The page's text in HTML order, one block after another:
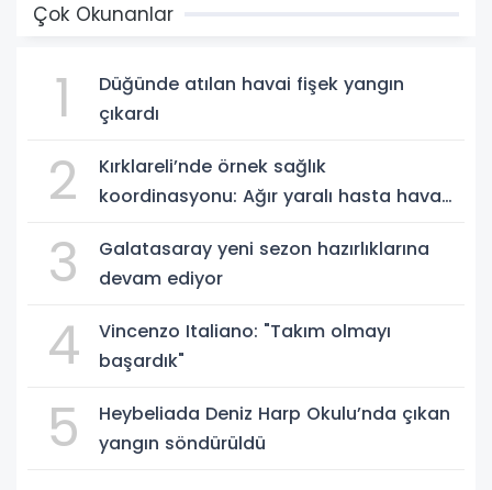
Çok Okunanlar
1
Düğünde atılan havai fişek yangın
çıkardı
2
Kırklareli’nde örnek sağlık
koordinasyonu: Ağır yaralı hasta hava
3
Galatasaray yeni sezon hazırlıklarına
devam ediyor
4
Vincenzo Italiano: "Takım olmayı
başardık"
5
Heybeliada Deniz Harp Okulu’nda çıkan
yangın söndürüldü